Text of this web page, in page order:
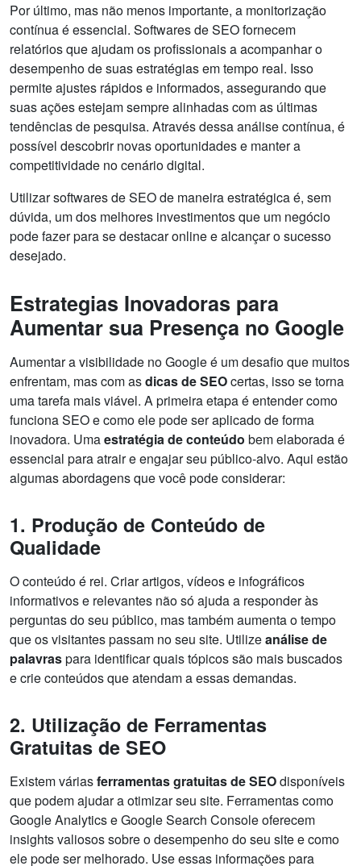
Por último, mas não menos importante, a monitorização
contínua é essencial. Softwares de SEO fornecem
relatórios que ajudam os profissionais a acompanhar o
desempenho de suas estratégias em tempo real. Isso
permite ajustes rápidos e informados, assegurando que
suas ações estejam sempre alinhadas com as últimas
tendências de pesquisa. Através dessa análise contínua, é
possível descobrir novas oportunidades e manter a
competitividade no cenário digital.
Utilizar softwares de SEO de maneira estratégica é, sem
dúvida, um dos melhores investimentos que um negócio
pode fazer para se destacar online e alcançar o sucesso
desejado.
Estrategias Inovadoras para
Aumentar sua Presença no Google
Aumentar a visibilidade no Google é um desafio que muitos
enfrentam, mas com asdicas de SEOcertas, isso se torna
uma tarefa mais viável. A primeira etapa é entender como
funciona SEO e como ele pode ser aplicado de forma
inovadora. Umaestratégia de conteúdo bem elaborada é
essencial para atrair e engajar seu público-alvo. Aqui estão
algumas abordagens que você pode considerar:
1. Produção de Conteúdo de
Qualidade
O conteúdo é rei. Criar artigos, vídeos e infográficos
informativos e relevantes não só ajuda a responder às
perguntas do seu público, mas também aumenta o tempo
que os visitantes passam no seu site. Utilizeanálise de
palavraspara identificar quais tópicos são mais buscados
e crie conteúdos que atendam a essas demandas.
2. Utilização de Ferramentas
Gratuitas de SEO
Existem váriasferramentas gratuitas de SEOdisponíveis
que podem ajudar a otimizar seu site. Ferramentas como
Google Analytics e Google Search Console oferecem
insights valiosos sobre o desempenho do seu site e como
ele pode ser melhorado. Use essas informações para